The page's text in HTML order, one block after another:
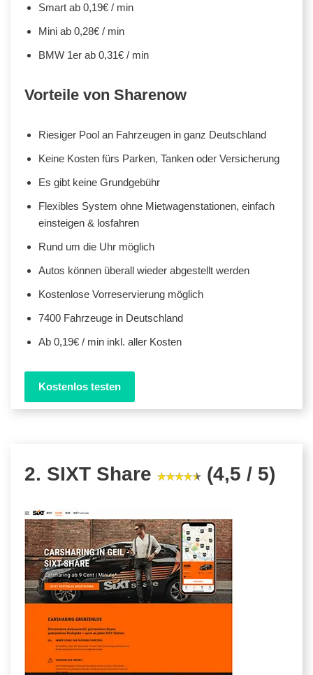
Smart ab 0,19€ / min
Mini ab 0,28€ / min
BMW 1er ab 0,31€ / min
Vorteile von Sharenow
Riesiger Pool an Fahrzeugen in ganz Deutschland
Keine Kosten fürs Parken, Tanken oder Versicherung
Es gibt keine Grundgebühr
Flexibles System ohne Mietwagenstationen, einfach
einsteigen & losfahren
Rund um die Uhr möglich
Autos können überall wieder abgestellt werden
Kostenlose Vorreservierung möglich
7400 Fahrzeuge in Deutschland
Ab 0,19€ / min inkl. aller Kosten
Kostenlos testen
2. SIXT Share (4,5 / 5)